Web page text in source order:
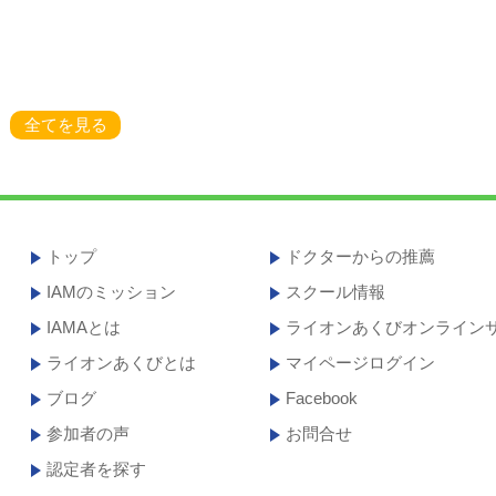
全てを見る
トップ
IAMのミッション
IAMAとは
ライオンあくびとは
ブログ
参加者の声
認定者を探す
ドクターからの推薦
スクール情報
ライオンあくびオンライン
マイページログイン
Facebook
お問合せ